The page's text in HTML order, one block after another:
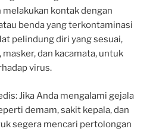
kontak dengan
benda yang terkontaminasi
pelindung diri yang sesuai,
dan kacamata, untuk
virus.
Jika Anda mengalami gejala
demam, sakit kepala, dan
segera mencari pertolongan